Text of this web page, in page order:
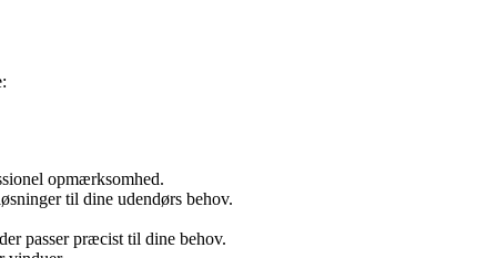
opmærksomhed.
til dine udendørs behov.
passer præcist til dine behov.